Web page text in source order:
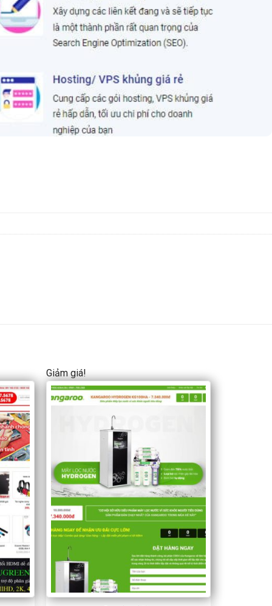
Giảm giá!